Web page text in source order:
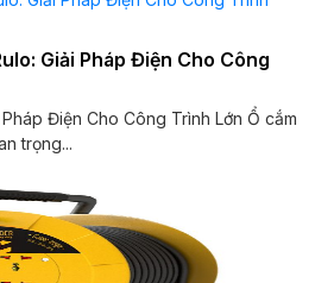
Giải Pháp Điện Cho Công
Điện Cho Công Trình Lớn Ổ cắm
trọng...